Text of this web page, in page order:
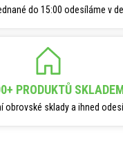
do 15:00 odesíláme v
PRODUKTŮ
obrovské sklady a ihned